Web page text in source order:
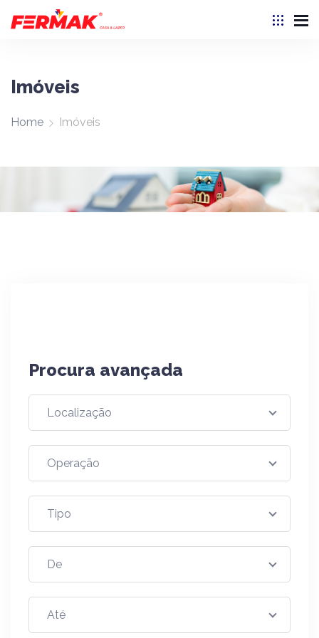
Imóveis
Home Imóveis
Procura avançada
(54) 3381-2507
WhatsApp
Fernandinho
(54) 3381-1115
Paulo Ernani
Luiz
(54) 3381-5219